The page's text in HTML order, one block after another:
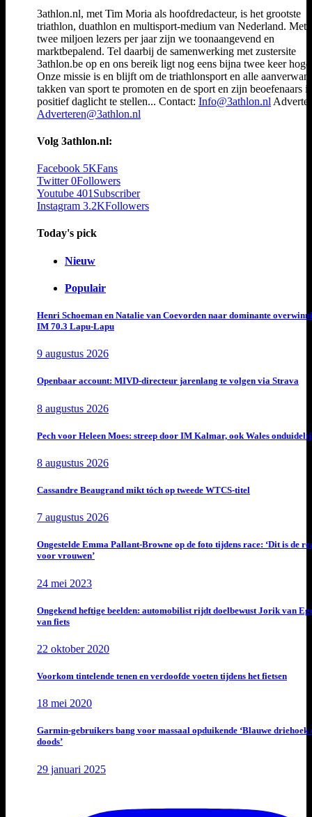
3athlon.nl, met Tim Moria als hoofdredacteur, is het grootste
triathlon, duathlon en multisport-medium van Nederland. Met
twee miljoen lezers per jaar zijn we toonaangevend en
marktbepalend. Tel daarbij de samenwerking met zustersite
3athlon.be op en ons bereik ligt nog eens bijna twee keer
Onze missie is en blijft om de triathlonsport en alle
takken van sport te promoten en de sport en zijn beoefenaars
positief daglicht te stellen... Contact: Info@3athlon.nl
Adverteren@3athlon.nl
Volg 3athlon.nl:
Facebook 5KFans
Twitter 0Followers
Youtube 401 Subscriber
Instagram 3.2KFollowers
Today's pick
Nieuw
Populair
Henri Schoeman en Natalie van Coevorden naar dominante
IM 70.3 Lapu-Lapu
9 augustus 2026
Openbaar account: MIVD-directeur jarenlang te volgen via Strava
8 augustus 2026
Pech voor Heleen Moes: streep door IM Kalmar, ook Wales
8 augustus 2026
Cassandre Beaugrand mikt tóch op tweede WTCS-titel
7 augustus 2026
Ongestelde Emma Pallant-Browne op de foto tijdens race: ‘Dit is de
voor vrouwen’
24 mei 2023
Ongekend heftige beelden: automobilist rijdt doelbewust Jorik van
van fiets
22 oktober 2020
Voorkom tintelende tenen en verdoofde voeten tijdens het fietsen
18 mei 2020
Garmin-gebruikers bang voor massaal opduikende ‘Blauwe driehoek
doods’
29 januari 2025